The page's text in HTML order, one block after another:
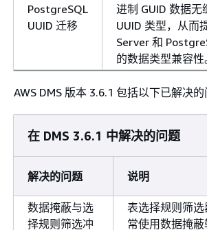
PostgreSQL
UUID 迁移
进制 GUID 数据
UUID 类型，从而
Server 和
的数据类型兼容性
AWS DMS 版本 3.6.1 包括以下已解决的
在 DMS 3.6.1 中解决的问题
解决的问题 说明
数据掩蔽与选
择规则筛选冲
表选择规则筛
常使用数据掩